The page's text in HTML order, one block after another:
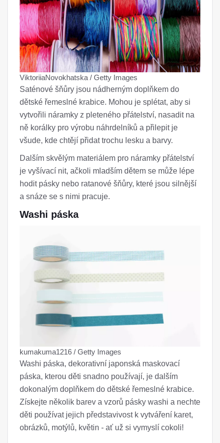
ViktoriiaNovokhatska / Getty Images
Saténové šňůry jsou nádherným doplňkem do
dětské řemeslné krabice. Mohou je splétat, aby si
vytvořili náramky z pleteného přátelství, nasadit na
ně korálky pro výrobu náhrdelníků a přilepit je
všude, kde chtějí přidat trochu lesku a barvy.
Dalším skvělým materiálem pro náramky přátelství
je vyšívací nit, ačkoli mladším dětem se může lépe
hodit pásky nebo ratanové šňůry, které jsou silnější
a snáze se s nimi pracuje.
Washi páska
kumakuma1216 / Getty Images
Washi páska, dekorativní japonská maskovací
páska, kterou děti snadno používají, je dalším
dokonalým doplňkem do dětské řemeslné krabice.
Získejte několik barev a vzorů pásky washi a nechte
děti používat jejich představivost k vytváření karet,
obrázků, motýlů, květin - ať už si vymyslí cokoli!